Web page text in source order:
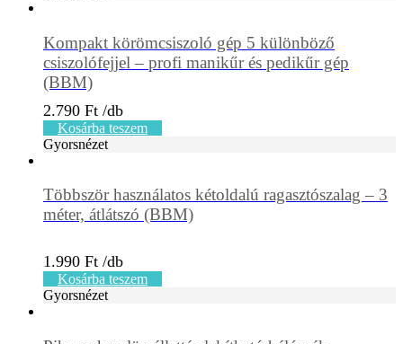
Kompakt körömcsiszoló gép 5 különböző
csiszolófejjel – profi manikűr és pedikűr gép
(BBM)
2.790 Ft
Kosárba teszem
Gyorsnézet
Többször használatos kétoldalú ragasztószalag – 3
méter, átlátszó (BBM)
1.990 Ft
Kosárba teszem
Gyorsnézet